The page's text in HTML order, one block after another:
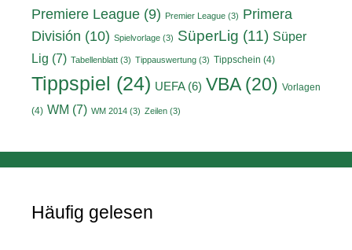
Premiere League (9) Premier League (3) Primera
División (10) Spielvorlage (3) SüperLig (11) Süper
Lig (7) Tabellenblatt (3) Tippauswertung (3) Tippschein (4)
Tippspiel (24) UEFA(6) VBA(20) Vorlagen
(4) WM (7) WM 2014 (3) Zeilen (3)
Häufig gelesen